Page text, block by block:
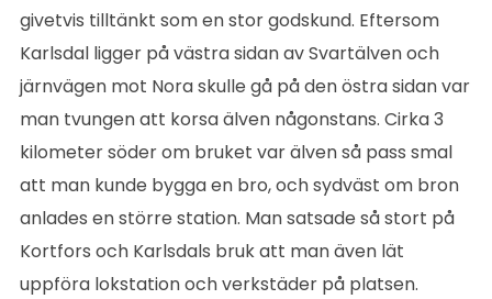
givetvis tilltänkt som en stor godskund. Eftersom
Karlsdal ligger på västra sidan av Svartälven och
järnvägen mot Nora skulle gå på den östra sidan var
man tvungen att korsa älven någonstans. Cirka 3
kilometer söder om bruket var älven så pass smal
att man kunde bygga en bro, och sydväst om bron
anlades en större station. Man satsade så stort på
Kortfors och Karlsdals bruk att man även lät
uppföra lokstation och verkstäder på platsen.